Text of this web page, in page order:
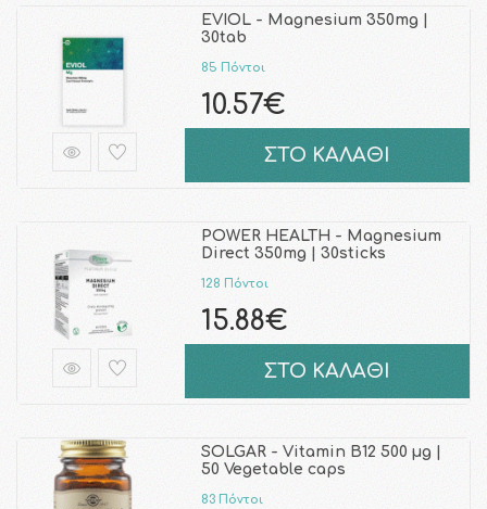
EVIOL - Magnesium 350mg |
30tab
85 Πόντοι
10.57€
ΣΤΟ ΚΑΛΑΘΙ
POWER HEALTH - Magnesium
Direct 350mg | 30sticks
128 Πόντοι
15.88€
ΣΤΟ ΚΑΛΑΘΙ
SOLGAR - Vitamin B12 500 µg |
50 Vegetable caps
83 Πόντοι